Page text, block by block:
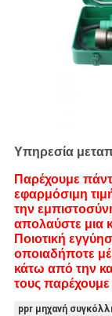
Υπηρεσία
Παρέχουμε
εφαρμόσιμη
την
απολαύστε μια
Ποιοτική
οποιαδήποτε
κάτω από την
τους
ppr μηχανή